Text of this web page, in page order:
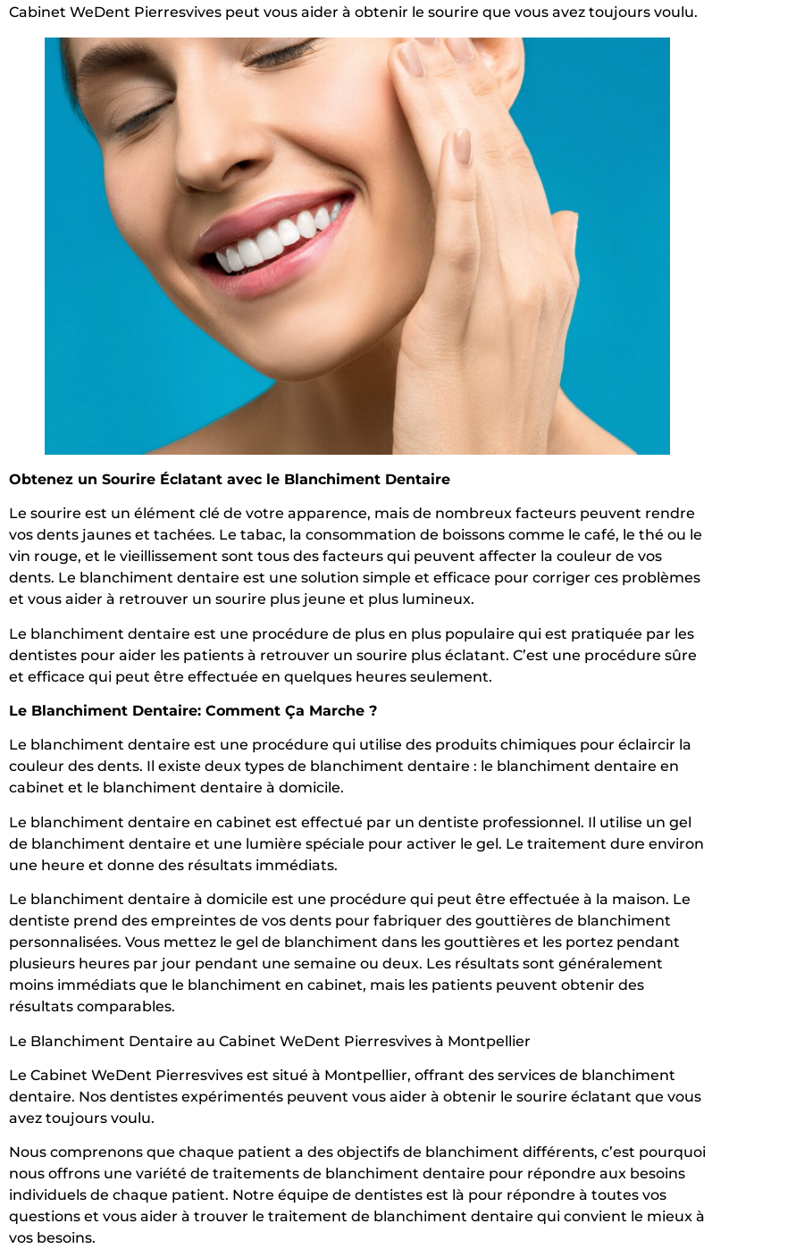
Cabinet WeDent Pierresvives peut vous aider à obtenir le sourire que vous avez toujours voulu.
Obtenez un Sourire Éclatant avec le Blanchiment Dentaire
Le sourire est un élément clé de votre apparence, mais de nombreux facteurs peuvent rendre
vos dents jaunes et tachées. Le tabac, la consommation de boissons comme le café, le thé ou le
vin rouge, et le vieillissement sont tous des facteurs qui peuvent affecter la couleur de vos
dents. Le blanchiment dentaire est une solution simple et efficace pour corriger ces problèmes
et vous aider à retrouver un sourire plus jeune et plus lumineux.
Le blanchiment dentaire est une procédure de plus en plus populaire qui est pratiquée par les
dentistes pour aider les patients à retrouver un sourire plus éclatant. C’est une procédure sûre
et efficace qui peut être effectuée en quelques heures seulement.
Le Blanchiment Dentaire: Comment Ça Marche ?
Le blanchiment dentaire est une procédure qui utilise des produits chimiques pour éclaircir la
couleur des dents. Il existe deux types de blanchiment dentaire : le blanchiment dentaire en
cabinet et le blanchiment dentaire à domicile.
Le blanchiment dentaire en cabinet est effectué par un dentiste professionnel. Il utilise un gel
de blanchiment dentaire et une lumière spéciale pour activer le gel. Le traitement dure environ
une heure et donne des résultats immédiats.
Le blanchiment dentaire à domicile est une procédure qui peut être effectuée à la maison. Le
dentiste prend des empreintes de vos dents pour fabriquer des gouttières de blanchiment
personnalisées. Vous mettez le gel de blanchiment dans les gouttières et les portez pendant
plusieurs heures par jour pendant une semaine ou deux. Les résultats sont généralement
moins immédiats que le blanchiment en cabinet, mais les patients peuvent obtenir des
résultats comparables.
Le Blanchiment Dentaire au Cabinet WeDent Pierresvives à Montpellier
Le Cabinet WeDent Pierresvives est situé à Montpellier, offrant des services de blanchiment
dentaire. Nos dentistes expérimentés peuvent vous aider à obtenir le sourire éclatant que vous
avez toujours voulu.
Nous comprenons que chaque patient a des objectifs de blanchiment différents, c’est pourquoi
nous offrons une variété de traitements de blanchiment dentaire pour répondre aux besoins
individuels de chaque patient. Notre équipe de dentistes est là pour répondre à toutes vos
questions et vous aider à trouver le traitement de blanchiment dentaire qui convient le mieux à
vos besoins.